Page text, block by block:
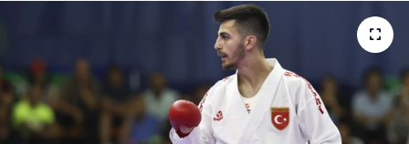
Oyun
Ramazan